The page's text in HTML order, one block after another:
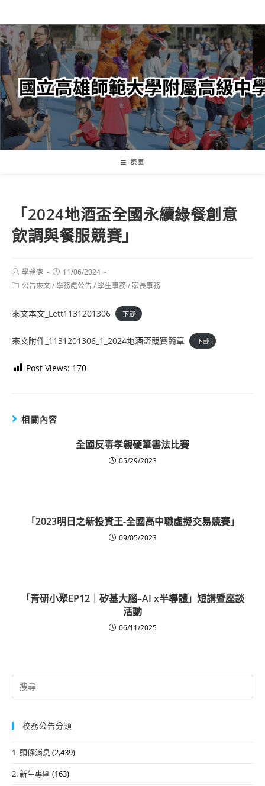
轉
至
主
內
容
選單
「2024地酒盃全國永續綠餐創意
飲調與餐服競賽」
Post
author:
學務處
Post
published:
11/06/2024
Post公告來文/學務處公告/學生事務/ 家長事務
來文本文_Lett1131201306 下載
來文附件_1131201306_1_2024地酒盃競賽簡章 下載
Post Views: 170
相關內容
全國反毒孝親硬筆書法比賽
05/29/2023
「2023明日之新投資王-全國高中職虛擬交易競賽」
09/05/2023
「青研小聚EP12｜矽基大腦–AI x半導體」短講暨座談
活動
06/11/2025
Search
for:
校務公告分類
1. 頭條消息 (2,439)
2. 新生專區 (163)